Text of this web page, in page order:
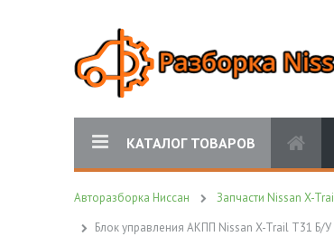
КАТАЛОГ ТОВАРОВ
Авторазборка Ниссан Запчасти Nissan X-
Блок управления АКПП Nissan X-Trail T31 Б/У